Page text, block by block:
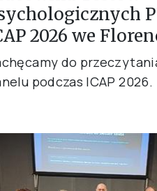
2026 we
do
podczas ICAP 2026.